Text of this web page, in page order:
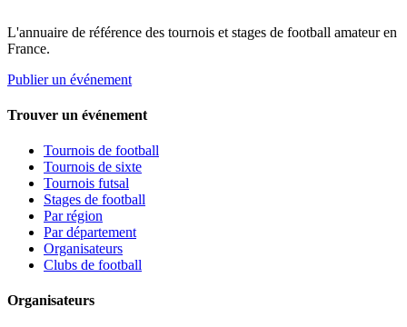
L'annuaire de référence des tournois et stages de football amateur en
France.
Publier un événement
Trouver un événement
Tournois de football
Tournois de sixte
Tournois futsal
Stages de football
Par région
Par département
Organisateurs
Clubs de football
Organisateurs